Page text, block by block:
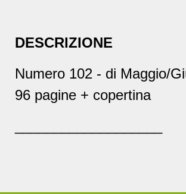
DESCRIZIONE
Numero 102 - di Maggio/
96 pagine + copertina